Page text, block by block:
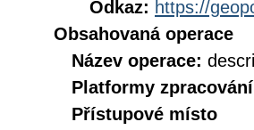
Odkaz: https://
Obsahovaná operace
Název operace:
Platformy zpracování
Přístupové místo